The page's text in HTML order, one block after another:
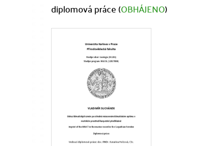
diplomová práce (OBHÁJENO)